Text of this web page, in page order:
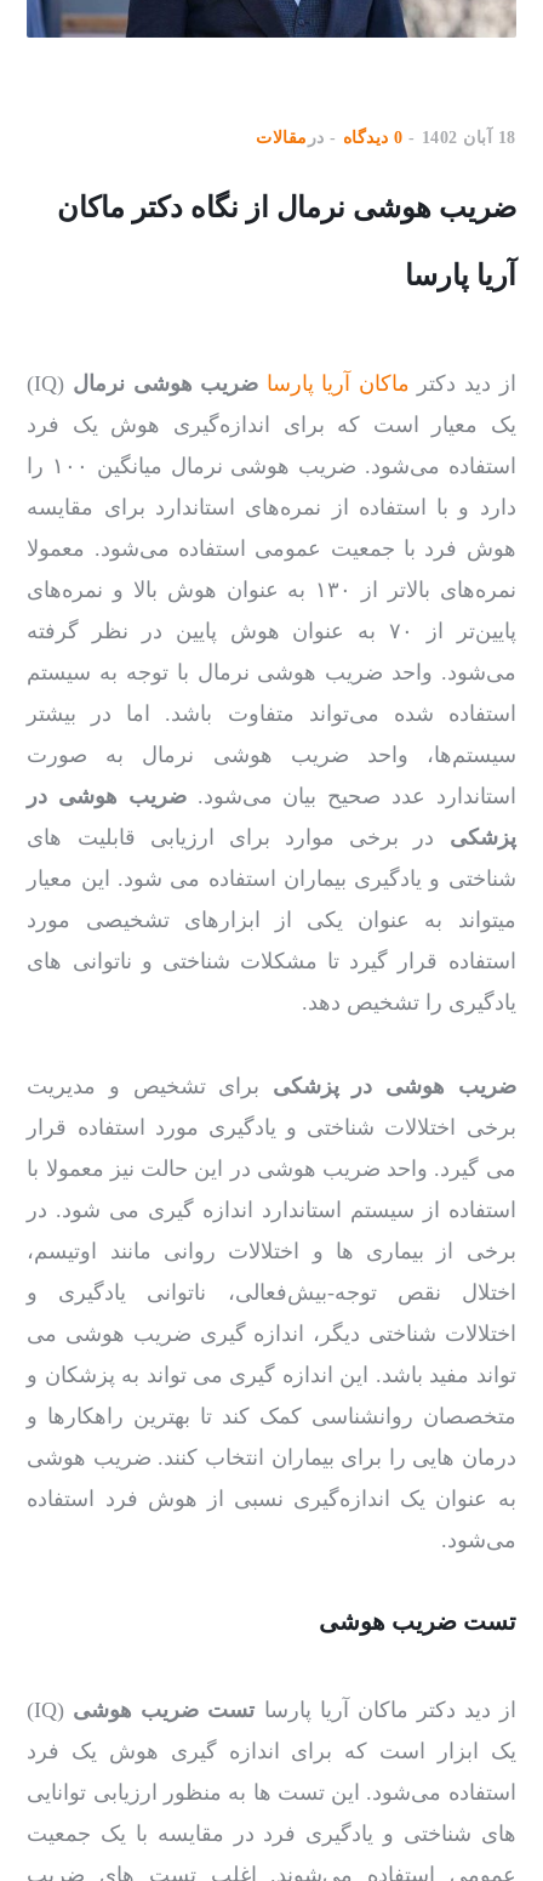
18 آبان 1402 0 دیدگاه در مقالات
ضریب هوشی نرمال از نگاه دکتر ماکان
آریا پارسا
از دید دکتر ماکان آریا پارسا ضریب هوشی نرمال
(IQ)
یک معیار است که برای اندازه‌گیری هوش یک فرد
استفاده می‌شود. ضریب هوشی نرمال میانگین ۱۰۰ را
دارد و با استفاده از نمره‌های استاندارد برای مقایسه
هوش فرد با جمعیت عمومی استفاده می‌شود. معمولا
نمره‌های بالاتر از ۱۳۰ به عنوان هوش بالا و نمره‌های
پایین‌تر از ۷۰ به عنوان هوش پایین در نظر گرفته
می‌شود. واحد ضریب هوشی نرمال با توجه به سیستم
استفاده شده می‌تواند متفاوت باشد. اما در بیشتر
سیستم‌ها، واحد ضریب هوشی نرمال به صورت
استاندارد عدد صحیح بیان می‌شود.ضریب هوشی در
پزشکی در برخی موارد برای ارزیابی قابلیت های
شناختی و یادگیری بیماران استفاده می شود. این معیار
میتواند به عنوان یکی از ابزارهای تشخیصی مورد
استفاده قرار گیرد تا مشکلات شناختی و ناتوانی های
یادگیری را تشخیص دهد.
ضریب هوشی در پزشکی برای تشخیص و مدیریت
برخی اختلالات شناختی و یادگیری مورد استفاده قرار
می گیرد. واحد ضریب هوشی در این حالت نیز معمولا با
استفاده از سیستم استاندارد اندازه گیری می شود. در
برخی از بیماری ها و اختلالات روانی مانند اوتیسم،
اختلال نقص توجه-بیش‌فعالی، ناتوانی یادگیری و
اختلالات شناختی دیگر، اندازه گیری ضریب هوشی می
تواند مفید باشد. این اندازه گیری می تواند به پزشکان و
متخصصان روانشناسی کمک کند تا بهترین راهکارها و
درمان هایی را برای بیماران انتخاب کنند. ضریب هوشی
به عنوان یک اندازه‌گیری نسبی از هوش فرد استفاده
می‌شود.
تست ضریب هوشی
از دید دکتر ماکان آریا پارسا تست ضریب هوشی
(IQ)
یک ابزار است که برای اندازه‌ گیری هوش یک فرد
استفاده می‌شود. این تست‌ ها به منظور ارزیابی توانایی
‌های شناختی و یادگیری فرد در مقایسه با یک جمعیت
عمومی استفاده می‌شوند. اغلب تست‌ های ضریب